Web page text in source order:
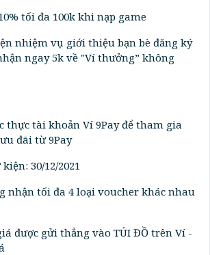
tối đa 100k khi nạp game
nhiệm vụ giới thiệu bạn bè đăng ký
ngay 5k về "Ví thưởng” không
thực tài khoản Ví 9Pay để tham gia
đãi từ 9Pay
30/12/2021
nhận tối đa 4 loại voucher khác nhau
được gửi thẳng vào TÚI ĐỒ trên Ví -